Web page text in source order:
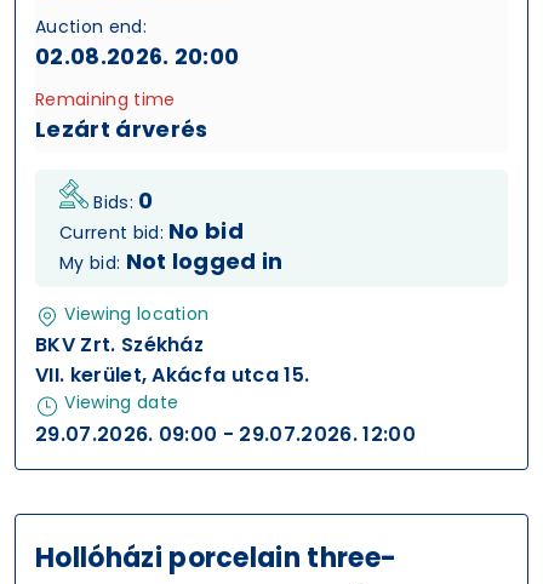
Auction end:
02.08.2026. 20:00
Remaining time
Lezárt árverés
Bids: 0
Current bid: No bid
My bid: Not logged in
Viewing location
BKV Zrt. Székház
VII. kerület, Akácfa utca 15.
Viewing date
29.07.2026. 09:00 - 29.07.2026. 12:00
Hollóházi porcelain three-